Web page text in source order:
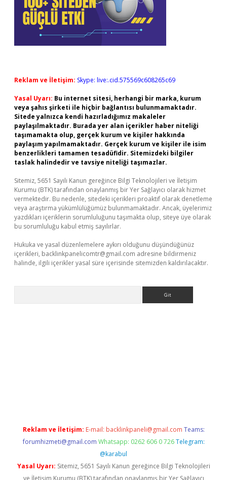
Reklam ve İletişim: Skype: live:.cid.575569c608265c69
Yasal Uyarı: Bu internet sitesi, herhangi bir marka, kurum
veya şahıs şirketi ile hiçbir bağlantısı bulunmamaktadır.
Sitede yalnızca kendi hazırladığımız makaleler
paylaşılmaktadır. Burada yer alan içerikler haber niteliği
taşımamakta olup, gerçek kurum ve kişiler hakkında
paylaşım yapılmamaktadır. Gerçek kurum ve kişiler ile isim
benzerlikleri tamamen tesadüfidir. Sitemizdeki bilgiler
taslak halindedir ve tavsiye niteliği taşımazlar.
Sitemiz, 5651 Sayılı Kanun gereğince Bilgi Teknolojileri ve İletişim
Kurumu (BTK) tarafından onaylanmış bir Yer Sağlayıcı olarak hizmet
vermektedir. Bu nedenle, sitedeki içerikleri proaktif olarak denetleme
veya araştırma yükümlülüğümüz bulunmamaktadır. Ancak, üyelerimiz
yazdıkları içeriklerin sorumluluğunu taşımakta olup, siteye üye olarak
bu sorumluluğu kabul etmiş sayılırlar.
Hukuka ve yasal düzenlemelere aykırı olduğunu düşündüğünüz
içerikleri, backlinkpanelicomtr@gmail.com adresine bildirmeniz
halinde, ilgili içerikler yasal süre içerisinde sitemizden kaldırılacaktır.
Reklam ve İletişim: E-mail: backlinkpaneli@gmail.com Teams:
forumhizmeti@gmail.com Whatsapp: 0262 606 0 726 Telegram:
@karabul
Yasal Uyarı: Sitemiz, 5651 Sayılı Kanun gereğince Bilgi Teknolojileri
ve İletişim Kurumu (BTK) tarafından onaylanmış bir Yer Sağlayıcı